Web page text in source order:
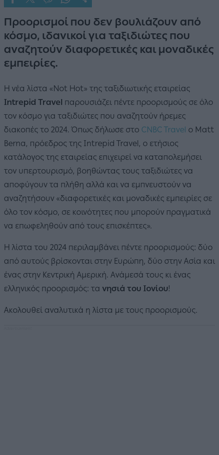
Προορισμοί που δεν βουλιάζουν από
κόσμο, ιδανικοί για ταξιδιώτες που
αναζητούν διαφορετικές και μοναδικές
εμπειρίες.
Η νέα λίστα «Not Hot» της ταξιδιωτικής εταιρείας
Intrepid Travel παρουσιάζει πέντε προορισμούς σε όλο
τον κόσμο για ταξιδιώτες που αναζητούν ήρεμες
διακοπές το 2024. Όπως δήλωσε στο CNBC Travel ο Matt
Berna, πρόεδρος της Intrepid Travel, ο ετήσιος
κατάλογος της εταιρείας επιχειρεί να καταπολεμήσει
τον υπερτουρισμό, βοηθώντας τους ταξιδιώτες να
αποφύγουν τα πλήθη αλλά και να εμπνευστούν να
αναζητήσουν «διαφορετικές και μοναδικές εμπειρίες σε
όλο τον κόσμο, σε κοινότητες που μπορούν πραγματικά
να επωφεληθούν από τους επισκέπτες».
Η λίστα του 2024 περιλαμβάνει πέντε προορισμούς: δύο
από αυτούς βρίσκονται στην Ευρώπη, δύο στην Ασία και
ένας στην Κεντρική Αμερική. Ανάμεσά τους κι ένας
ελληνικός προορισμός: τα νησιά του Ιονίου!
Ακολουθεί αναλυτικά η λίστα με τους προορισμούς.